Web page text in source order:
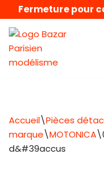
Aller
au
contenu
Fermeture pour
Accueil\Pièces
marque\MOTONICA\
d&#39accus